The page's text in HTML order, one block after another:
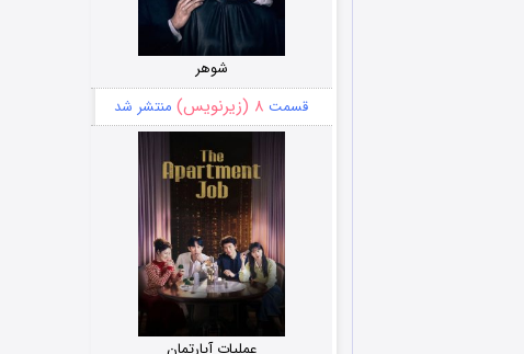
شوهر
قسمت ۸ (زیرنویس) منتشر شد